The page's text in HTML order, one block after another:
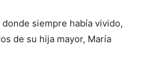
siempre había vivido,
de su hija mayor, María